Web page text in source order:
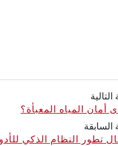
التالية
أمان المياه المعبأة؟
السابقة
تطور النظام الذكي